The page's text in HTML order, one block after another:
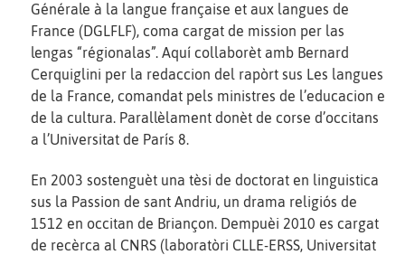
Générale à la langue française et aux langues de
France (DGLFLF), coma cargat de mission per las
lengas “régionalas”. Aquí collaborèt amb Bernard
Cerquiglini per la redaccion del rapòrt sus Les langues
de la France, comandat pels ministres de l’educacion e
de la cultura. Parallèlament donèt de corse d’occitans
a l’Universitat de París 8.
En 2003 sostenguèt una tèsi de doctorat en linguistica
sus la Passion de sant Andriu, un drama religiós de
1512 en occitan de Briançon. Dempuèi 2010 es cargat
de recèrca al CNRS (laboratòri CLLE-ERSS, Universitat